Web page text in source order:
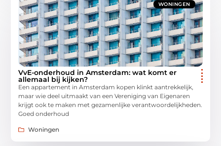
WONINGEN
VvE-onderhoud in Amsterdam: wat komt er
allemaal bij kijken?
Een appartement in Amsterdam kopen klinkt aantrekkelijk,
maar wie deel uitmaakt van een Vereniging van Eigenaren
krijgt ook te maken met gezamenlijke verantwoordelijkheden.
Goed onderhoud
Woningen